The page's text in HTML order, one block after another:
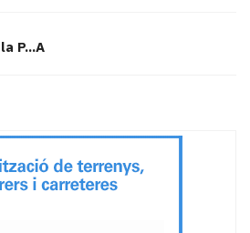
P...A